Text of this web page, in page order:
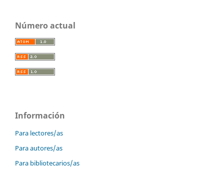
Número actual
Información
Para lectores/as
Para autores/as
Para bibliotecarios/as